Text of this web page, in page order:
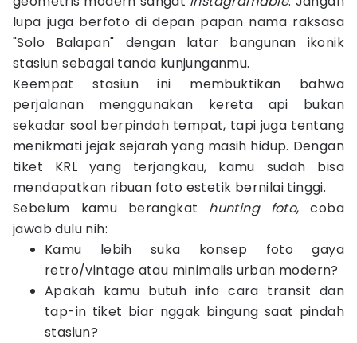
lupa juga berfoto di depan papan nama raksasa
"Solo Balapan" dengan latar bangunan ikonik
stasiun sebagai tanda kunjunganmu.
Keempat stasiun ini membuktikan bahwa
perjalanan menggunakan kereta api bukan
sekadar soal berpindah tempat, tapi juga tentang
menikmati jejak sejarah yang masih hidup. Dengan
tiket KRL yang terjangkau, kamu sudah bisa
mendapatkan ribuan foto estetik bernilai tinggi.
Sebelum kamu berangkat hunting foto, coba
jawab dulu nih:
Kamu lebih suka konsep foto gaya
retro/vintage atau minimalis urban modern?
Apakah kamu butuh info cara transit dan
tap-in tiket biar nggak bingung saat pindah
stasiun?